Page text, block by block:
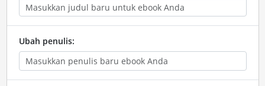
Ubah penulis: